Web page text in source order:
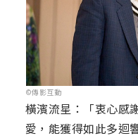
©傳影互動
橫濱流星：「衷心感
愛，能獲得如此多迴